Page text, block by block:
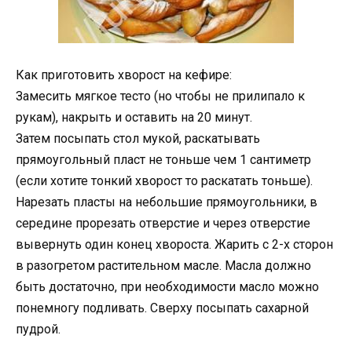
Как приготовить хворост на кефире:
Замесить мягкое тесто (но чтобы не прилипало к
рукам), накрыть и оставить на 20 минут.
Затем посыпать стол мукой, раскатывать
прямоугольный пласт не тоньше чем 1 сантиметр
(если хотите тонкий хворост то раскатать тоньше).
Нарезать пласты на небольшие прямоугольники, в
середине прорезать отверстие и через отверстие
вывернуть один конец хвороста. Жарить с 2-х сторон
в разогретом растительном масле. Масла должно
быть достаточно, при необходимости масло можно
понемногу подливать. Сверху посыпать сахарной
пудрой.